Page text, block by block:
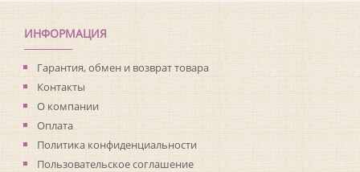
Длина рулона:
8.23
Ширина рулона: 0.68
Материал покрытия:Виниловое
Страна:США
Материал основы:
Флизелин
Раппорт:<>
ИНФОРМАЦИЯ
Гарантия, обмен и возврат товара
Контакты
О компании
Оплата
Политика конфиденциальности
Пользовательское соглашение